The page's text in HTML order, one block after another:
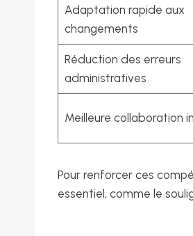
Adaptation rapide aux
changements
Réduction des erreurs
administratives
Meilleure collaboration
Pour renforcer ces
essentiel, comme le